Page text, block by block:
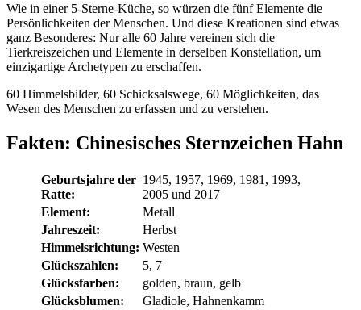
Wie in einer 5-Sterne-Küche, so würzen die fünf Elemente die
Persönlichkeiten der Menschen. Und diese Kreationen sind etwas
ganz Besonderes: Nur alle 60 Jahre vereinen sich die
Tierkreiszeichen und Elemente in derselben Konstellation, um
einzigartige Archetypen zu erschaffen.
60 Himmelsbilder, 60 Schicksalswege, 60 Möglichkeiten, das
Wesen des Menschen zu erfassen und zu verstehen.
Fakten: Chinesisches Sternzeichen Hahn
Geburtsjahre der
Ratte:
1945, 1957, 1969, 1981, 1993,
2005 und 2017
Element:
Metall
Jahreszeit:
Herbst
Himmelsrichtung: Westen
Glückszahlen:
5, 7
Glücksfarben:
golden, braun, gelb
Glücksblumen:
Gladiole, Hahnenkamm